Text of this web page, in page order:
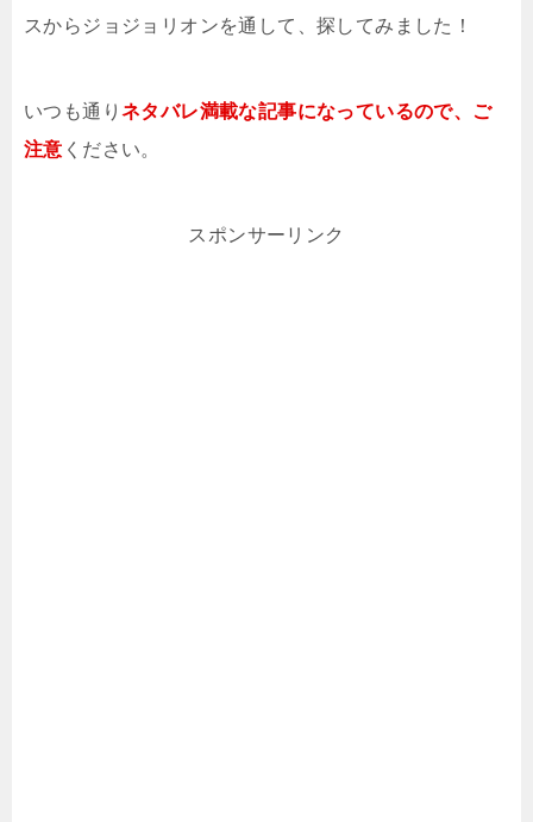
スからジョジョリオンを通して、探してみました！
いつも通り ネタバレ満載な記事になっているので、ご
注意 ください。
スポンサーリンク